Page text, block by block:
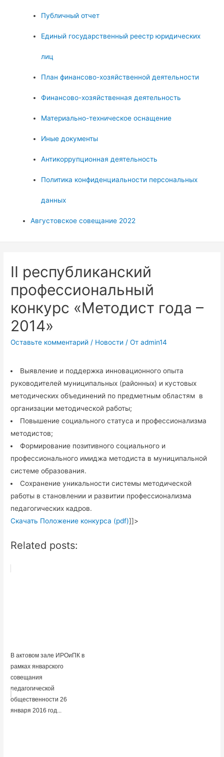
Публичный отчет
Единый государственный реестр юридических
лиц
План финансово-хозяйственной деятельности
Финансово-хозяйственная деятельность
Материально-техническое оснащение
Иные документы
Антикоррупционная деятельность
Политика конфиденциальности персональных
данных
Августовское совещание 2022
II республиканский
профессиональный
конкурс «Методист года –
2014»
Оставьте комментарий / Новости / От admin14
Выявление и поддержка инновационного опыта
руководителей муниципальных (районных) и кустовых
методических объединений по предметным областям в
организации методической работы;
Повышение социального статуса и профессионализма
методистов;
Формирование позитивного социального и
профессионального имиджа методиста в муниципальной
системе образования.
Сохранение уникальности системы методической
работы в становлении и развитии профессионализма
педагогических кадров.
Скачать Положение конкурса (pdf)]]>
Related posts:
В актовом зале ИРОиПК в
рамках январского
совещания
педагогической
общественности 26
января 2016 год...